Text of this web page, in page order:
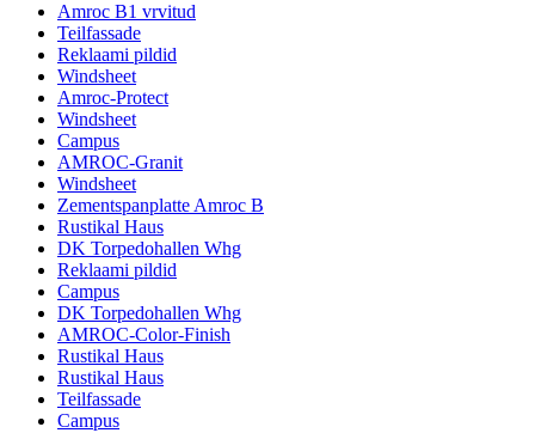
Amroc B1 vrvitud
Teilfassade
Reklaami pildid
Windsheet
Amroc-Protect
Windsheet
Campus
AMROC-Granit
Windsheet
Zementspanplatte Amroc B
Rustikal Haus
DK Torpedohallen Whg
Reklaami pildid
Campus
DK Torpedohallen Whg
AMROC-Color-Finish
Rustikal Haus
Rustikal Haus
Teilfassade
Campus